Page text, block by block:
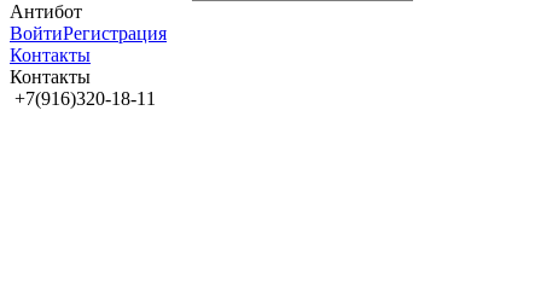
Антибот
ВойтиРегистрация
Контакты
Контакты
+7(916)320-18-11